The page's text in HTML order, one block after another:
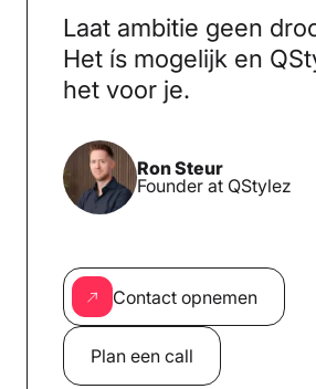
Laat ambitie geen
Het ís mogelijk en
het voor je.
Ron Steur
Founder at QStylez
Contact opnemen
Plan een call